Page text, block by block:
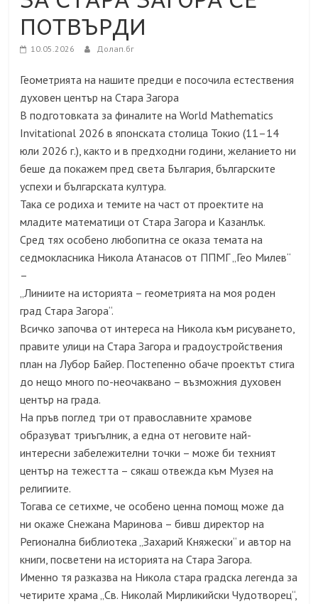
ПОТВЪРДИ
10.05.2026 Долап.бг
Геометрията на нашите предци е посочила естествения
духовен център на Стара Загора
В подготовката за финалите на World Mathematics
Invitational 2026 в японската столица Токио (11–14
юли 2026 г.), както и в предходни години, желанието ни
беше да покажем пред света България, българските
успехи и българската култура.
Така се родиха и темите на част от проектите на
младите математици от Стара Загора и Казанлък.
Сред тях особено любопитна се оказа темата на
седмокласника Никола Атанасов от ППМГ „Гео Милев“
–
„Линиите на историята – геометрията на моя роден
град Стара Загора“.
Всичко започва от интереса на Никола към рисуването,
правите улици на Стара Загора и градоустройствения
план на Лубор Байер. Постепенно обаче проектът стига
до нещо много по-неочаквано – възможния духовен
център на града.
На пръв поглед три от православните храмове
образуват триъгълник, а една от неговите най-
интересни забележителни точки – може би техният
център на тежестта – сякаш отвежда към Музея на
религиите.
Тогава се сетихме, че особено ценна помощ може да
ни окаже Снежана Маринова – бивш директор на
Регионална библиотека „Захарий Княжески“ и автор на
книги, посветени на историята на Стара Загора.
Именно тя разказва на Никола стара градска легенда за
четирите храма „Св. Николай Мирликийски Чудотворец“,